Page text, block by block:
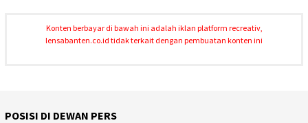
Konten berbayar di bawah ini adalah iklan platform recreativ,
lensabanten.co.id tidak terkait dengan pembuatan konten ini
POSISI DI DEWAN PERS